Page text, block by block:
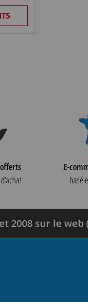
E-
basé
2008 sur le web